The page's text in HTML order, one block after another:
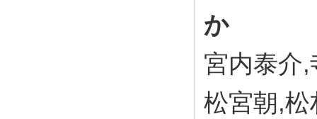
か
宮内泰介
松宮朝,